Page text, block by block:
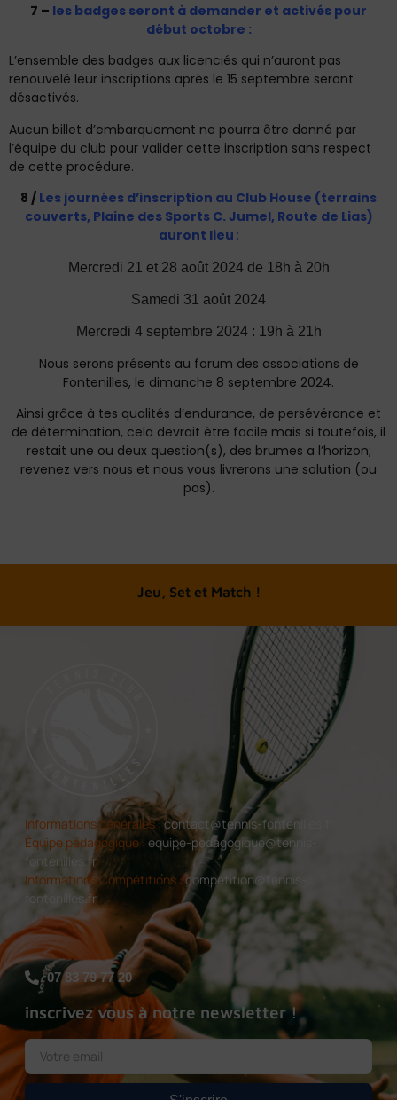
7 – les badges seront à demander et activés pour
début octobre :
L’ensemble des badges aux licenciés qui n’auront pas
renouvelé leur inscriptions après le 15 septembre seront
désactivés.
Aucun billet d’embarquement ne pourra être donné par
l’équipe du club pour valider cette inscription sans respect
de cette procédure.
8 / Les journées d’inscription au Club House (terrains
couverts, Plaine des Sports C. Jumel, Route de Lias)
auront lieu :
Mercredi 21 et 28 août 2024 de 18h à 20h
Samedi 31 août 2024
Mercredi 4 septembre 2024 : 19h à 21h
Nous serons présents au forum des associations de
Fontenilles, le dimanche 8 septembre 2024.
Ainsi grâce à tes qualités d’endurance, de persévérance et
de détermination, cela devrait être facile mais si toutefois, il
restait une ou deux question(s), des brumes a l’horizon;
revenez vers nous et nous vous livrerons une solution (ou
pas).
Jeu, Set et Match !
A chacun son tennis
Informations générales :contact@tennis-fontenilles.fr
Équipe pédagogique : equipe-pedagogique@tennis-
fontenilles.fr
Informations Compétitions :competition@tennis-
fontenilles.fr
07 83 79 77 20
inscrivez vous à notre newsletter !